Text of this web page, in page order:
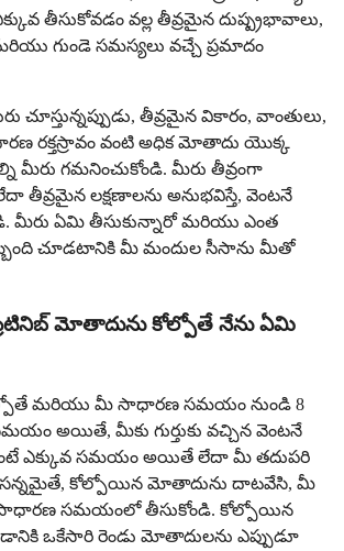
తీసుకోవడం వల్ల తీవ్రమైన దుష్ప్రభావాలు,
గుండె సమస్యలు వచ్చే ప్రమాదం
చూస్తున్నప్పుడు, తీవ్రమైన వికారం, వాంతులు,
రక్తస్రావం వంటి అధిక మోతాదు యొక్క
మీరు గమనించుకోండి. మీరు తీవ్రంగా
తీవ్రమైన లక్షణాలను అనుభవిస్తే, వెంటనే
మీరు ఏమి తీసుకున్నారో మరియు ఎంత
చూడటానికి మీ మందుల సీసాను మీతో
మోతాదును కోల్పోతే నేను ఏమి
మరియు మీ సాధారణ సమయం నుండి 8
అయితే, మీకు గుర్తుకు వచ్చిన వెంటనే
ఎక్కువ సమయం అయితే లేదా మీ తదుపరి
కోల్పోయిన మోతాదును దాటవేసి, మీ
సాధారణ సమయంలో తీసుకోండి. కోల్పోయిన
ఒకేసారి రెండు మోతాదులను ఎప్పుడూ